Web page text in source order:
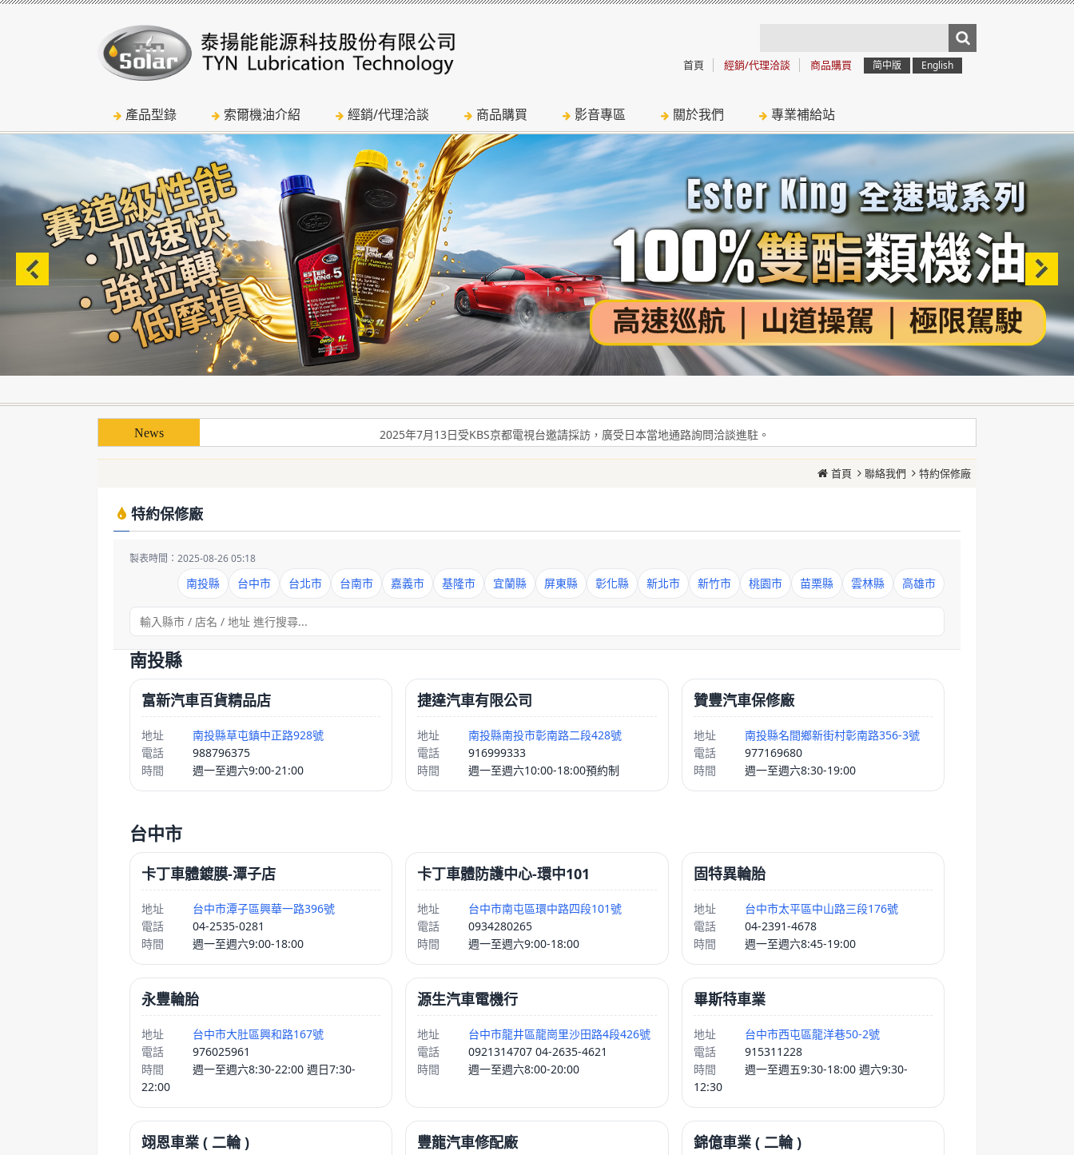
首頁 經銷/代理洽談 商品購買 简中版 English
產品型錄 索爾機油介紹 經銷/代理洽談 商品購買 影音專區 關於我們 專業補給站
使用「泰揚能 Solar 索爾機油」可有效解決車輛經年使用後產生引擎積碳、缸壓下降、扭力減低、油耗增加等現象
2025年7月13日受KBS京都電視台邀請採訪，廣受日本當地通路詢問洽談進駐。
使用「泰揚能 Solar 索爾機油」可有效解決車輛經年使用後產生引擎積碳、缸壓下降、扭力減低、油耗增加等現象
首頁 聯絡我們 特約保修廠
特約保修廠
製表時間：2025-08-26 05:18
南投縣 台中市 台北市 台南市 嘉義市 基隆市 宜蘭縣 屏東縣 彰化縣 新北市 新竹市 桃園市 苗栗縣 雲林縣 高雄市
南投縣
富新汽車百貨精品店
地址
南投縣草屯鎮中正路928號
電話
988796375
時間
週一至週六9:00-21:00
捷達汽車有限公司
地址
南投縣南投市彰南路二段428號
電話
916999333
時間
週一至週六10:00-18:00預約制
贊豐汽車保修廠
地址
南投縣名間鄉新街村彰南路356-3號
電話
977169680
時間
週一至週六8:30-19:00
台中市
卡丁車體鍍膜-潭子店
地址
台中市潭子區興華一路396號
電話
04-2535-0281
時間
週一至週六9:00-18:00
卡丁車體防護中心-環中101
地址
台中市南屯區環中路四段101號
電話
0934280265
時間
週一至週六9:00-18:00
固特異輪胎
地址
台中市太平區中山路三段176號
電話
04-2391-4678
時間
週一至週六8:45-19:00
永豐輪胎
地址
台中市大肚區興和路167號
電話
976025961
時間
週一至週六8:30-22:00 週日7:30-
22:00
源生汽車電機行
地址
台中市龍井區龍崗里沙田路4段426號
電話
0921314707 04-2635-4621
時間
週一至週六8:00-20:00
畢斯特車業
地址
台中市西屯區龍洋巷50-2號
電話
915311228
時間
週一至週五9:30-18:00 週六9:30-
12:30
翊恩車業 ( 二輪 ) 豐龍汽車修配廠 錦億車業 ( 二輪 )